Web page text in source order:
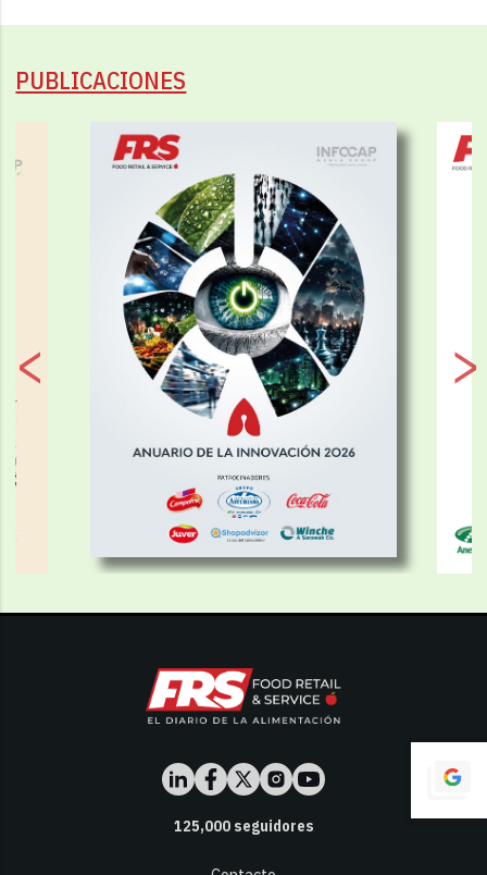
PUBLICACIONES
125,000seguidores